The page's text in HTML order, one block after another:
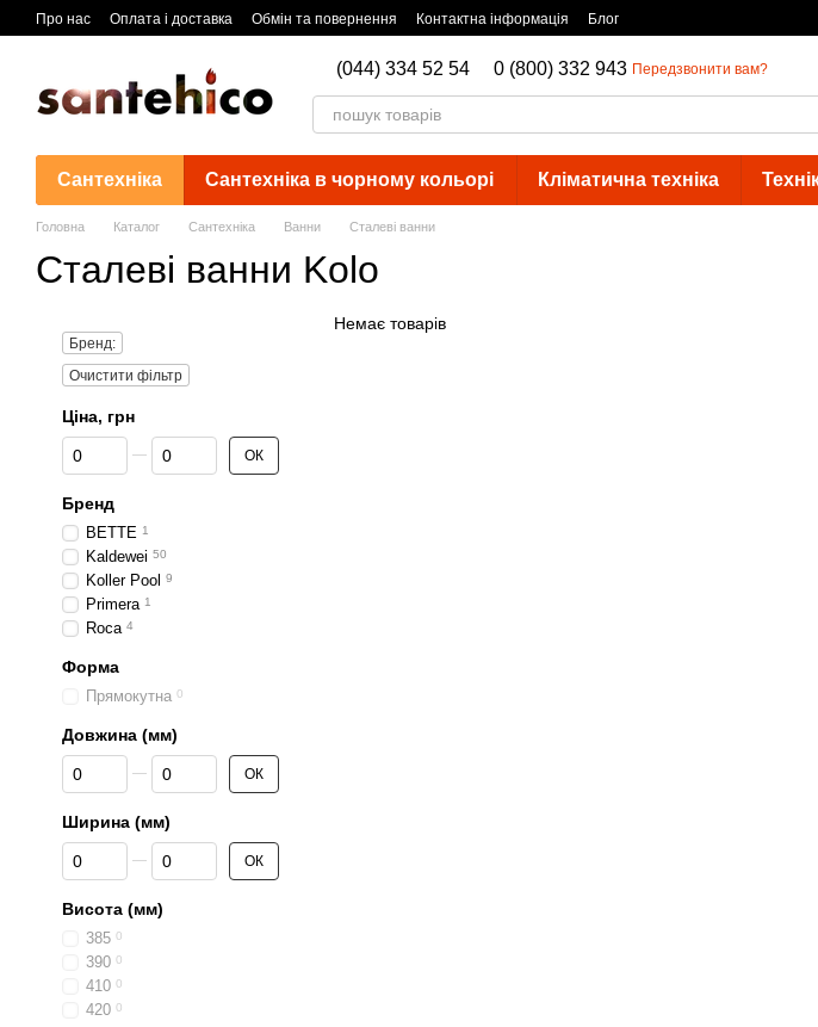
Перейти до основного контенту
Про нас Оплата і доставка Обмін та повернення Контактна інформація Блог
(044) 334 52 54 0 (800) 332 943 Передзвонити вам?
Сантехніка Сантехніка в чорному кольорі Кліматична техніка
Головна Каталог Сантехніка Ванни Сталеві ванни
Сталеві ванни Kolo
Немає товарів
Бренд:
Очистити фільтр
Ціна, грн
Від Ціна, грн
До Ціна, грн ОК
Бренд
BETTE 1
Kaldewei 50
Koller Pool 9
Primera 1
Roca 4
Форма
Прямокутна 0
Довжина (мм)
Від Довжина (мм)
До Довжина (мм) ОК
Ширина (мм)
Від Ширина (мм)
До Ширина (мм) ОК
Висота (мм)
385 0
390 0
410 0
420 0